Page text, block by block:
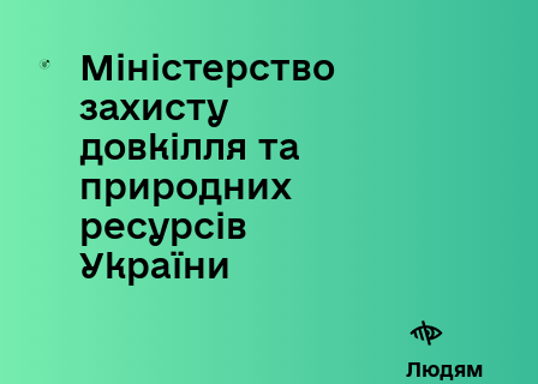
Skip
content
Міністерство
захисту
довкілля та
природних
ресурсів
України
Людям